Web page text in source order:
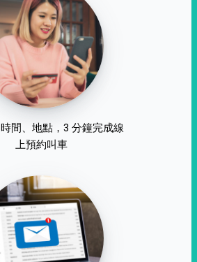
間、地點，3 分鐘完成線
上預約叫車